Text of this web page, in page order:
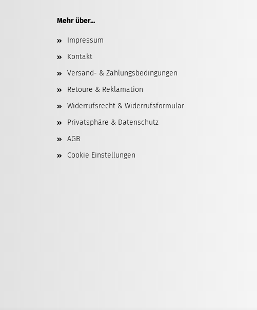
Mehr über...
Impressum
Kontakt
Versand- & Zahlungsbedingungen
Retoure & Reklamation
Widerrufsrecht & Widerrufsformular
Privatsphäre & Datenschutz
AGB
Cookie Einstellungen